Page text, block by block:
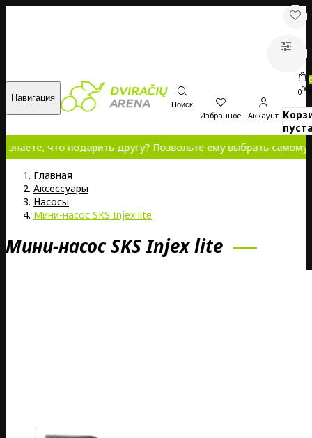
Навигация
Поиск
Избранное Аккаунт
0
000
подарить другу? Позвольте ему выбрать самому!
Главная
Аксессуары
Насосы
Мини-насос SKS Injex lite
Мини-насос SKS Injex lite